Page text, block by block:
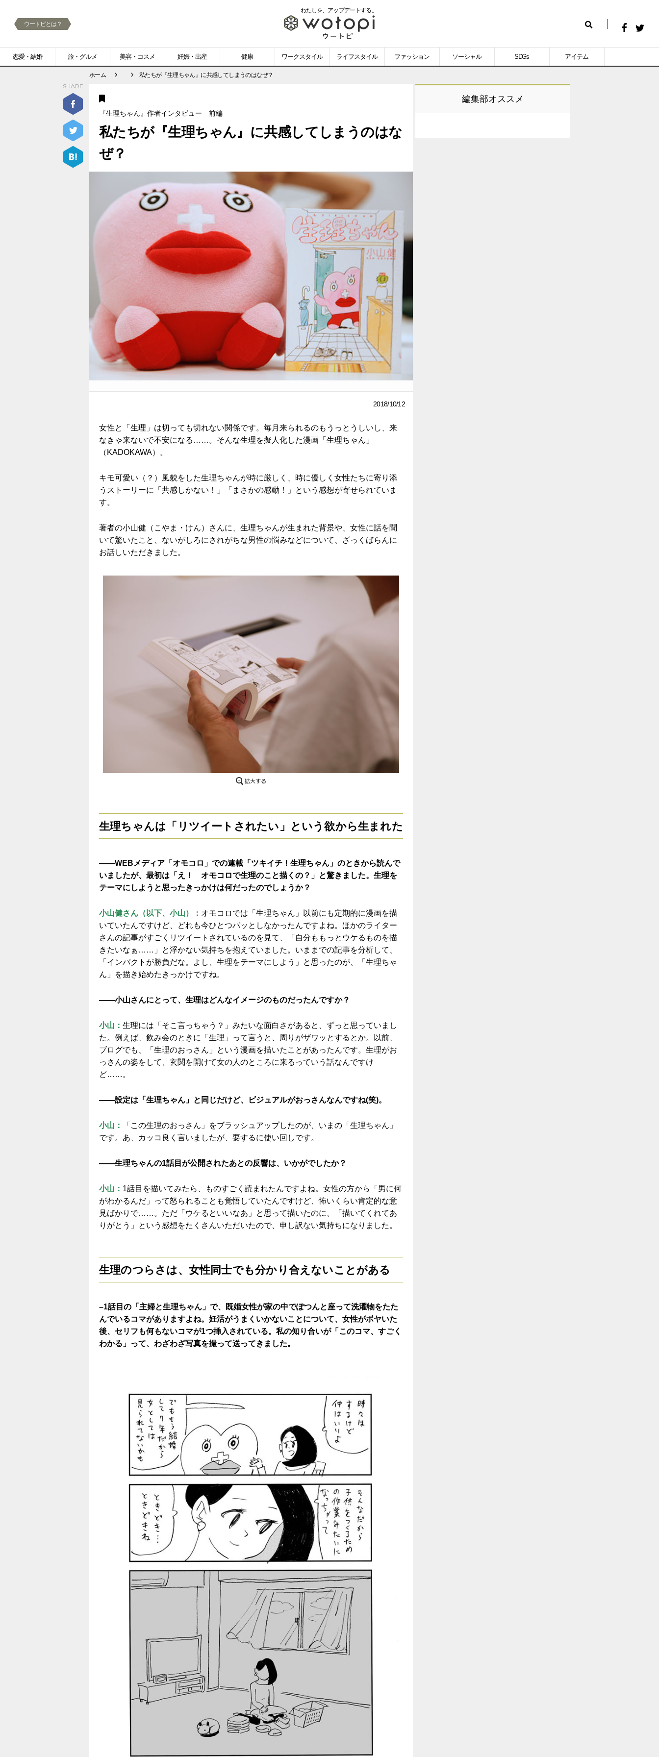
わたしを、 アップデートする。
wotopi
-
ト
恋愛・結婚 旅・グルメ 美容・コスメ 妊娠・出産 健康 ワークスタイル ライフスタイル ファッション ソーシャル SDGs アイテム
索
ウートピとは？ Facebook
ホーム 私たちが『生理ちゃん』に共感してしまうのはなぜ？
『生理ちゃん』作者インタビュー 前編
私たちが『生理ちゃん』に共感してしまうのはな
ぜ？
2018/10/12
女性と「生理」は切っても切れない関係です。毎月来られるのもうっとうしいし、来
なきゃ来ないで不安になる……。そんな生理を擬人化した漫画「生理ちゃん」
（KADOKAWA）。
キモ可愛い（？）風貌をした生理ちゃんが時に厳しく、時に優しく女性たちに寄り添
うストーリーに「共感しかない！」「まさかの感動！」という感想が寄せられていま
す。
著者の小山健（こやま・けん）さんに、生理ちゃんが生まれた背景や、女性に話を聞
いて驚いたこと、ないがしろにされがちな男性の悩みなどについて、ざっくばらんに
お話しいただきました。
生理ちゃんは「リツイートされたい」という欲から生まれた
——WEBメディア「オモコロ」での連載「ツキイチ！生理ちゃん」のときから読んで
いましたが、最初は「え！ オモコロで生理のこと描くの？」と驚きました。生理を
テーマにしようと思ったきっかけは何だったのでしょうか？
小山健さん（以下、小山）： オモコロでは「生理ちゃん」以前にも定期的に漫画を描
いていたんですけど、どれも今ひとつパッとしなかったんですよね。ほかのライター
さんの記事がすごくリツイートされているのを見て、「自分ももっとウケるものを描
きたいなぁ……」と浮かない気持ちを抱えていました。いままでの記事を分析して、
「インパクトが勝負だな。よし、生理をテーマにしよう」と思ったのが、「生理ちゃ
ん」を描き始めたきっかけですね。
——小山さんにとって、生理はどんなイメージのものだったんですか？
小山： 生理には「そこ言っちゃう？」みたいな面白さがあると、ずっと思っていまし
た。例えば、飲み会のときに「生理」って言うと、周りがザワッとするとか。以前、
ブログでも、「生理のおっさん」という漫画を描いたことがあったんです。生理がお
っさんの姿をして、玄関を開けて女の人のところに来るっていう話なんですけ
ど……。
——設定は「生理ちゃん」と同じだけど、ビジュアルがおっさんなんですね(笑)。
小山：
「この生理のおっさん」をブラッシュアップしたのが、いまの「生理ちゃん」
です。あ、カッコ良く言いましたが、要するに使い回しです。
——生理ちゃんの1話目が公開されたあとの反響は、いかがでしたか？
小山： 1話目を描いてみたら、ものすごく読まれたんですよね。女性の方から「男に何
がわかるんだ」って怒られることも覚悟していたんですけど、怖いくらい肯定的な意
見ばかりで……。ただ「ウケるといいなあ」と思って描いたのに、「描いてくれてあ
りがとう」という感想をたくさんいただいたので、申し訳ない気持ちになりました。
生理のつらさは、女性同士でも分かり合えないことがある
–1話目の「主婦と生理ちゃん」で、既婚女性が家の中でぽつんと座って洗濯物をたた
んでいるコマがありますよね。妊活がうまくいかないことについて、女性がボヤいた
後、セリフも何もないコマが1つ挿入されている。私の知り合いが「このコマ、すごく
わかる」って、わざわざ写真を撮って送ってきました。
SHARE
編集部オススメ